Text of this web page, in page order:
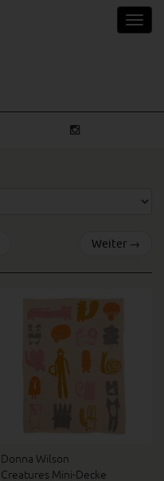
Weiter →
Donna Wilson
Creatures Mini-Decke